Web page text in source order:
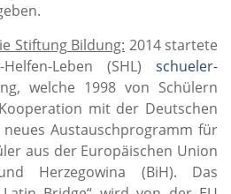
Stiftung Bildung: 2014 startete
Leben (SHL) schueler-
welche 1998 von Schülern
mit der Deutschen
neues Austauschprogramm für
aus der Europäischen Union
Herzegowina (BiH). Das